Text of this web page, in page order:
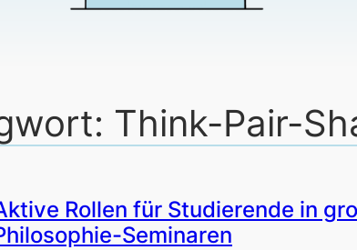
Think-Pair-
Rollen für Studierende in
Seminaren